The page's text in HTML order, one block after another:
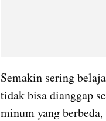
Semakin sering
tidak bisa dianggap
minum yang